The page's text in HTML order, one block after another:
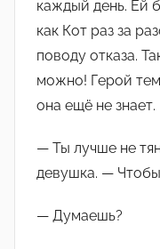
каждый день. Ей
как Кот раз за
поводу отказа.
можно! Герой
она ещё не знает.
— Ты лучше не
девушка. —
— Думаешь?